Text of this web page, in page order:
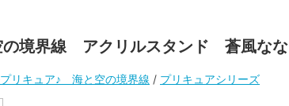
の境界線 アクリルスタンド 蒼風なな
リキュア♪ 海と空の境界線 / プリキュアシリーズ